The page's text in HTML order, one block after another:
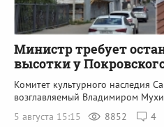
Министр требует
высотки у
Комитет культурного наследия
возглавляемый Владимиром
5 августа 15:15
8852 4